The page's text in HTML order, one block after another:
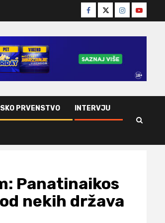
Facebook
TwitterInstagram
Youtube
PRVENSTVO INTERVJU
Panatinaikos
nekih država